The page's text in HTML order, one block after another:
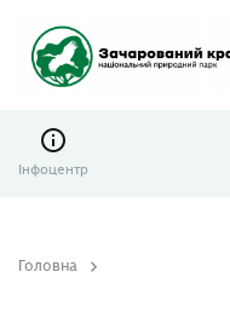
Інфоцентр
Головна